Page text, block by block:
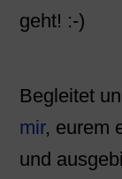
geht! :-)
Begleitet
mir, eurem
und